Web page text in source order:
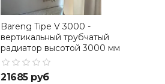
Bareng Tipe V 3000 -
вертикальный трубчатый
радиатор высотой 3000 мм
21685 руб